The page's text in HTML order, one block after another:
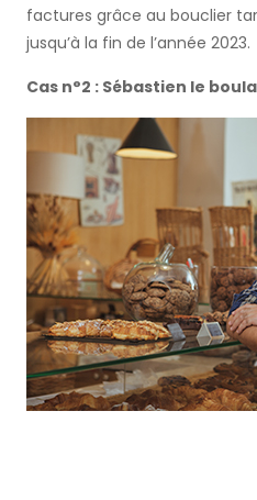
factures grâce au bouclier
jusqu’à la fin de l’année 2023.
Cas n°2 : Sébastien le